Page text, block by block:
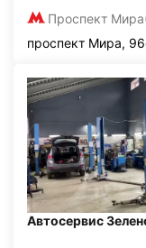
Проспект Мира
проспект Мира,
Автосервис